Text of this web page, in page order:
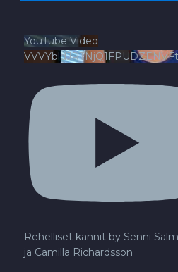
YouTube Video
Rehelliset kännit by Senni
ja Camilla Richardsson